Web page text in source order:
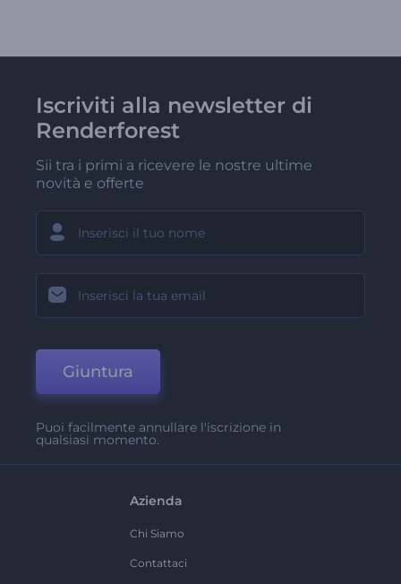
Iscriviti alla newsletter di
Renderforest
Sii tra i primi a ricevere le nostre ultime
novità e offerte
Giuntura
Puoi facilmente annullare l'iscrizione in
qualsiasi momento.
Azienda
Chi Siamo
Contattaci